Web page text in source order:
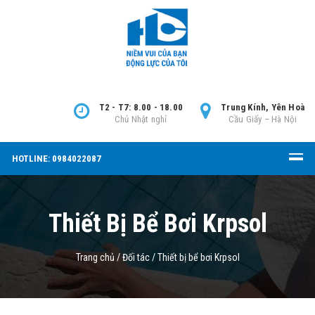
Trung Kính, Yên Hoà
Cầu Giấy – Hà Nội
T2 - T7: 8.00 - 18.00
Chủ Nhật nghỉ
HOTLINE: 0984022087
Thiết Bị Bể Bơi Krpsol
Trang chủ /Đối tác/Thiết bị bể bơi Krpsol